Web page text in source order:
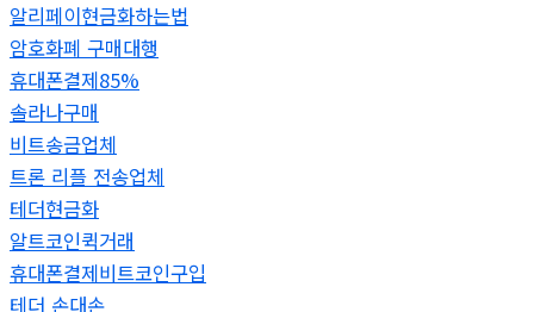
알리페이현금화하는법
암호화폐 구매대행
휴대폰결제85%
솔라나구매
비트송금업체
트론 리플 전송업체
테더현금화
알트코인퀵거래
휴대폰결제비트코인구입
테더 손대손